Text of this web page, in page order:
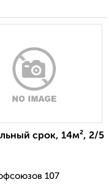
срок, 14м², 2/5
107